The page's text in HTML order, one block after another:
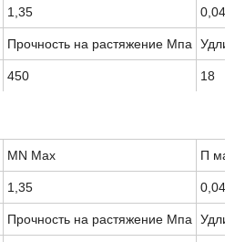
1,35 0,04
Прочность на растяжение Мпа
450 18
MN Max П макс
1,35 0,04
Прочность на растяжение Мпа